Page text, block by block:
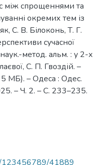
між спрощеннями та
окремих тем із
С. В. Білоконь, Т. Г.
сучасної
метод. альм. : у 2-х
С. П. Гвоздій. –
5 МБ). – Одеса : Одес.
– Ч. 2. – С. 233–235.
123456789/41889